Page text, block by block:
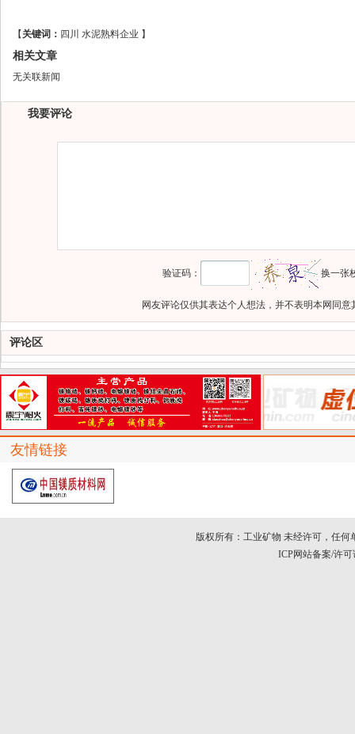
【 关键词： 四川 水泥熟料企业 】
相关文章
无关联新闻
我要评论
验证码： 换一张
网友评论仅供其表达个人想法，并不表明本网同
评论区
友情链接
版权所有：工业矿物 未经许可，任
ICP网站备案/许可